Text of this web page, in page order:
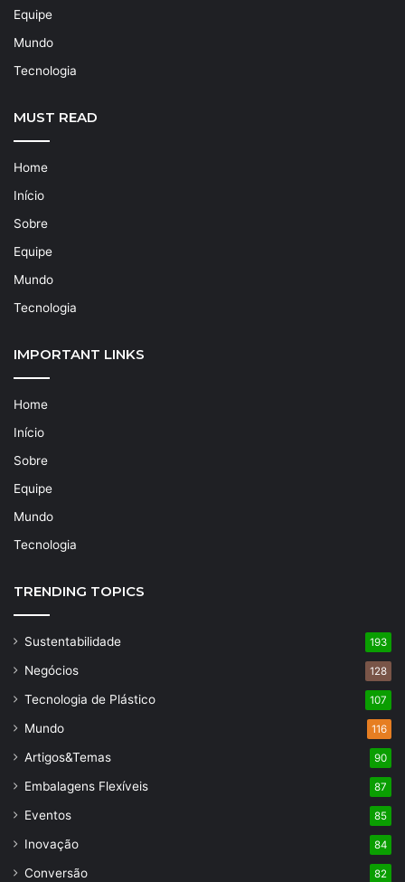
Equipe
Mundo
Tecnologia
MUST READ
Home
Início
Sobre
Equipe
Mundo
Tecnologia
IMPORTANT LINKS
Home
Início
Sobre
Equipe
Mundo
Tecnologia
TRENDING TOPICS
Sustentabilidade 193
Negócios 128
Tecnologia de Plástico 107
Mundo 116
Artigos&Temas 90
Embalagens Flexíveis 87
Eventos 85
Inovação 84
Conversão 82